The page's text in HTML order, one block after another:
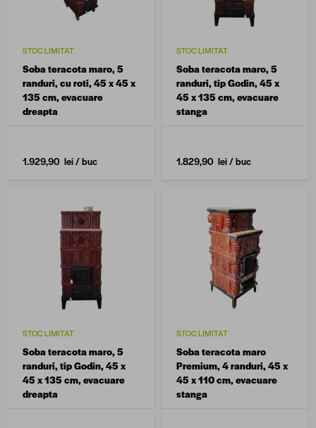
STOC LIMITAT
Soba teracota maro, 5
randuri, cu roti, 45 x 45 x
135 cm, evacuare
dreapta
1.929,90 lei/ buc
STOC LIMITAT
Soba teracota maro, 5
randuri, tip Godin, 45 x
45 x 135 cm, evacuare
stanga
1.829,90 lei/ buc
STOC LIMITAT
Soba teracota maro, 5
randuri, tip Godin, 45 x
45 x 135 cm, evacuare
dreapta
STOC LIMITAT
Soba teracota maro
Premium, 4 randuri, 45 x
45 x 110 cm, evacuare
stanga